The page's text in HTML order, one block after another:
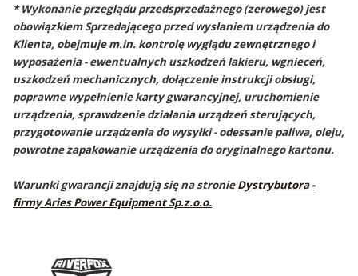
* Wykonanie przeglądu przedsprzedażnego (zerowego) jest
obowiązkiem Sprzedającego przed wysłaniem urządzenia do
Klienta, obejmuje m.in. kontrolę wyglądu zewnętrznego i
wyposażenia - ewentualnych uszkodzeń lakieru, wgnieceń,
uszkodzeń mechanicznych, dołączenie instrukcji obsługi,
poprawne wypełnienie karty gwarancyjnej, uruchomienie
urządzenia, sprawdzenie działania urządzeń sterujących,
przygotowanie urządzenia do wysyłki - odessanie paliwa, oleju,
powrotne zapakowanie urządzenia do oryginalnego kartonu.
Warunki gwarancji znajdują się na stronieDystrybutora -
firmy Aries Power Equipment Sp.z.o.o.